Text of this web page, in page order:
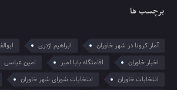
برچسب ها
آمار کرونا در شهر خاوران ابراهیم اژدری
اخبار خاوران
اقامتگاه بابا امیر
امین عباسی
انتخابات خاوران
انتخابات شورای شهر خاوران